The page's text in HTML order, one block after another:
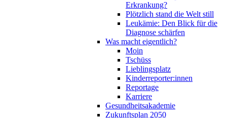
Erkrankung?
Plötzlich stand die Welt still
Leukämie: Den Blick für die
Diagnose schärfen
Was macht eigentlich?
Moin
Tschüss
Lieblingsplatz
Kinderreporter:innen
Reportage
Karriere
Gesundheitsakademie
Zukunftsplan 2050